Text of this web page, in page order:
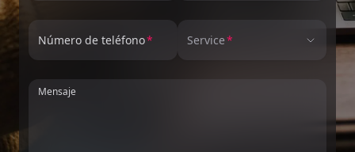
Número de teléfono Service
Mensaje